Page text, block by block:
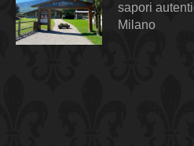
sapori
Milano